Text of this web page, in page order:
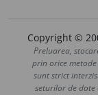
Copyright ©
Preluarea,
prin orice
sunt strict
seturilor de date